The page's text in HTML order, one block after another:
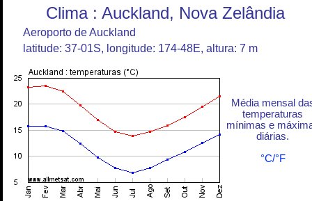
Clima : Auckland, Nova Zelândia
Aeroporto de Auckland
latitude: 37-01S, longitude: 174-48E, altura: 7 m
Média mensal
temperaturas
mínimas e
diárias.
°C/°F